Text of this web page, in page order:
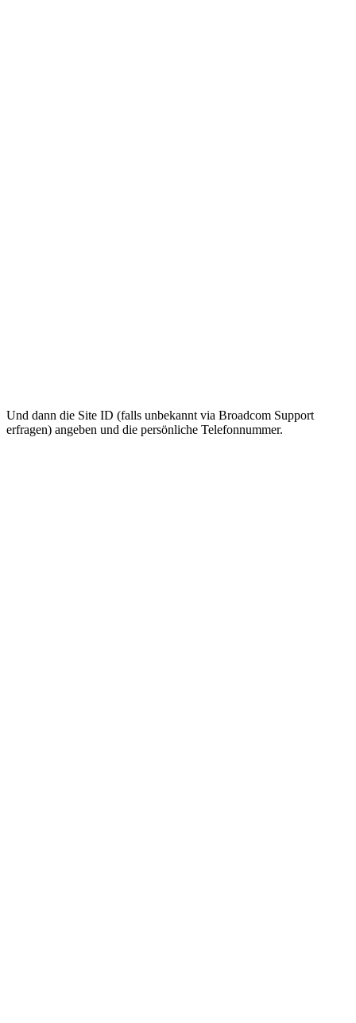
Und dann die Site ID (falls unbekannt via Broadcom Support
erfragen) angeben und die persönliche Telefonnummer.